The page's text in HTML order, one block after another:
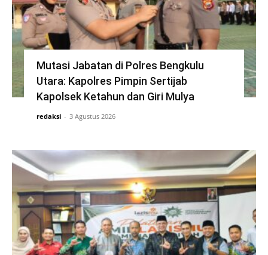
Mutasi Jabatan di Polres Bengkulu
Utara: Kapolres Pimpin Sertijab
Kapolsek Ketahun dan Giri Mulya
redaksi - 3 Agustus 2026